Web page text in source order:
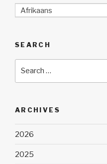
Afrikaans
SEARCH
ARCHIVES
2026
2025